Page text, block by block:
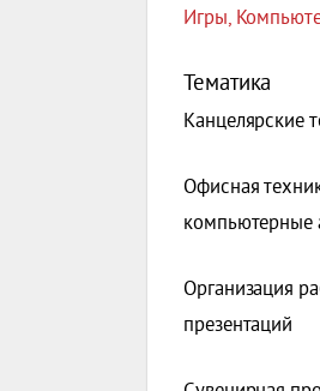
Игры,
Тематика
Канцелярские
Офисная
компьютерные
Организация
презентаций